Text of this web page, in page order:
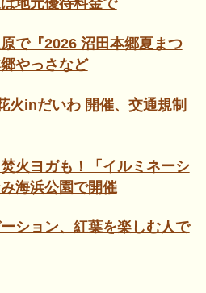
地元優待料金で
で『2026 沼田本郷夏まつ
やっさなど
火inだいわ 開催、交通規制
火ヨガも！「イルミネーシ
海浜公園で開催
ション、紅葉を楽しむ人で